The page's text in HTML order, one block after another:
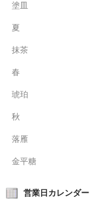
塗皿
夏
抹茶
春
琥珀
秋
落雁
金平糖
営業日カレンダー